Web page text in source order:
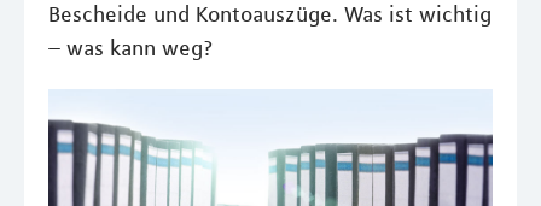
Bescheide und Kontoauszüge. Was ist wichtig
– was kann weg?